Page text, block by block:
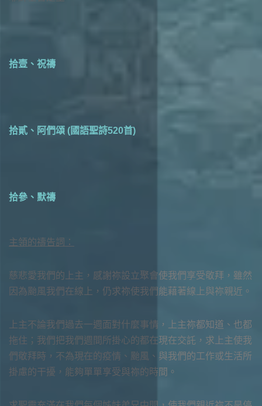
拾壹、祝禱
拾貳、阿們頌 (國語聖詩520首)
拾參、默禱
主領的禱告詞：
慈悲愛我們的上主，感謝祢設立聚會使我們享受敬拜，雖然
因為颱風我們在線上，仍求祢使我們能藉著線上與祢親近。
上主不論我們過去一週面對什麼事情，上主祢都知道、也都
拖住；我們把我們週間所掛心的都在現在交託，求上主使我
們敬拜時，不為現在的疫情、颱風、與我們的工作或生活所
掛慮的干擾，能夠單單享受與祢的時間。